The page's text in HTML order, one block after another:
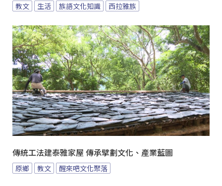
教文 生活 族語文化知識 西拉雅族
傳統工法建泰雅家屋 傳承擘劃文化、產業藍圖
原鄉 教文 醒來吧文化聚落